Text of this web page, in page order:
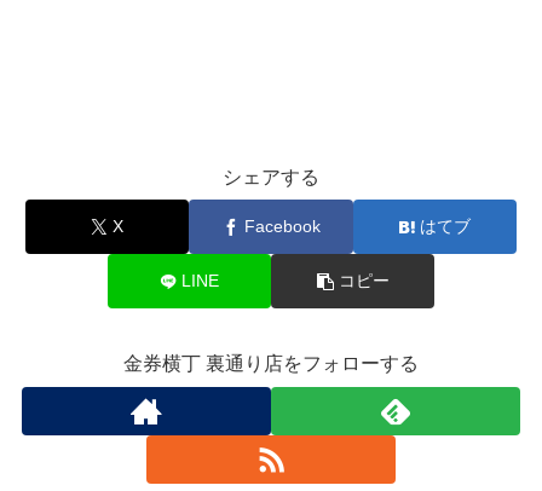
シェアする
X Facebook はてブ
LINE コピー
金券横丁 裏通り店をフォローする